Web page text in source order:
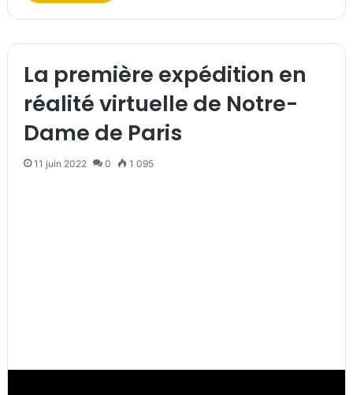
La première expédition en
réalité virtuelle de Notre-
Dame de Paris
11 juin 2022 0 1 095